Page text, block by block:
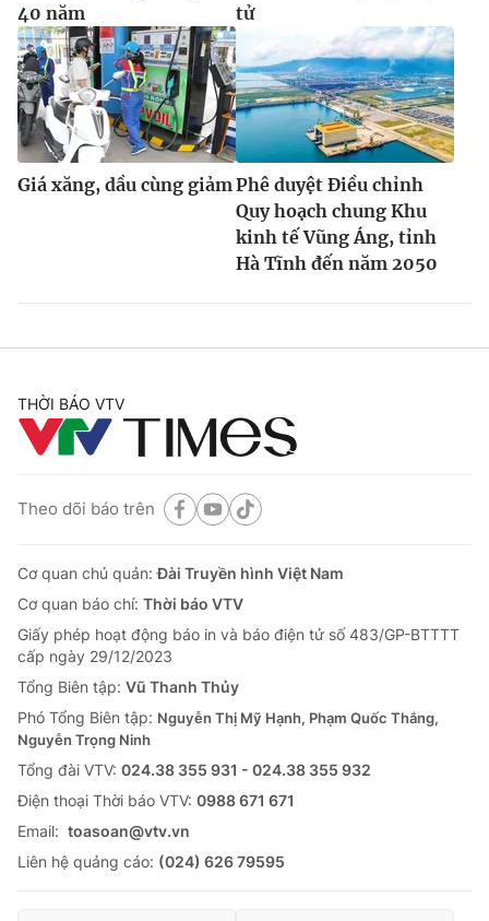
40 năm
tử
Giá xăng, dầu cùng giảm Phê duyệt Điều chỉnh
Quy hoạch chung Khu
kinh tế Vũng Áng, tỉnh
Hà Tĩnh đến năm 2050
THỜI BÁO VTV
Theo dõi báo trên
Cơ quan chủ quản:Đài Truyền hình Việt Nam
Cơ quan báo chí: Thời báo VTV
Giấy phép hoạt động báo in và báo điện tử số 483/GP-BTTTT
cấp ngày 29/12/2023
Tổng Biên tập: Vũ Thanh Thủy
Phó Tổng Biên tập: Nguyễn Thị Mỹ Hạnh, Phạm Quốc Thắng,
Nguyễn Trọng Ninh
Tổng đài VTV: 024.38 355 931 - 024.38 355 932
Ðiện thoại Thời báo VTV: 0988 671 671
Email: toasoan@vtv.vn
Liên hệ quảng cáo: (024) 626 79595